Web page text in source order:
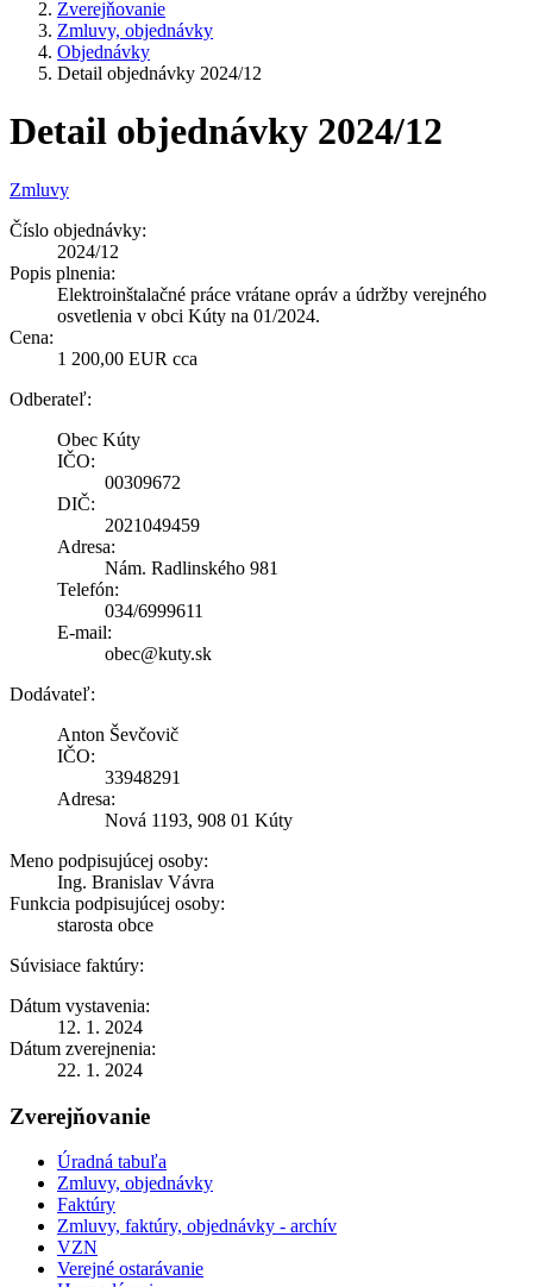
Zverejňovanie
Zmluvy, objednávky
Objednávky
Detail objednávky 2024/12
Detail objednávky 2024/12
Zmluvy
Číslo objednávky:
2024/12
Popis plnenia:
Elektroinštalačné práce vrátane opráv a údržby verejného
osvetlenia v obci Kúty na 01/2024.
Cena:
1 200,00 EUR cca
Odberateľ:
Obec Kúty
IČO:
00309672
DIČ:
2021049459
Adresa:
Nám. Radlinského 981
Telefón:
034/6999611
E-mail:
obec@kuty.sk
Dodávateľ:
Anton Ševčovič
IČO:
33948291
Adresa:
Nová 1193, 908 01 Kúty
Meno podpisujúcej osoby:
Ing. Branislav Vávra
Funkcia podpisujúcej osoby:
starosta obce
Súvisiace faktúry:
Dátum vystavenia:
12. 1. 2024
Dátum zverejnenia:
22. 1. 2024
Zverejňovanie
Úradná tabuľa
Zmluvy, objednávky
Faktúry
Zmluvy, faktúry, objednávky - archív
VZN
Verejné ostarávanie